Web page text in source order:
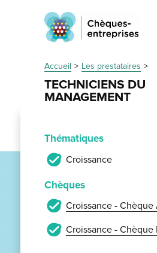
Accueil Les prestataires
TECHNICIENS DU
MANAGEMENT
Thématiques
Croissance
Chèques
Croissance -
Croissance -